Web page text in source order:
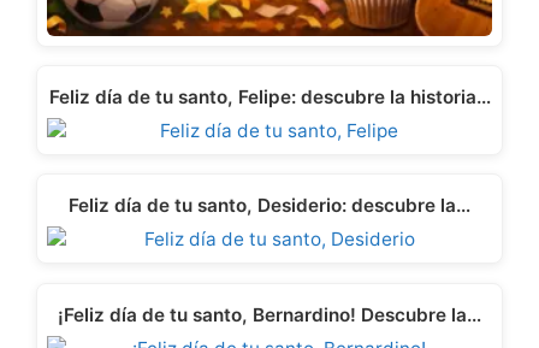
Feliz día de tu santo, Felipe: descubre la historia…
Feliz día de tu santo, Desiderio: descubre la…
¡Feliz día de tu santo, Bernardino! Descubre la…